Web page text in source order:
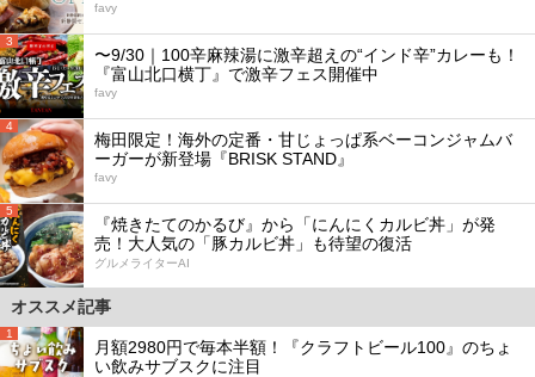
favy
3
〜9/30｜100辛麻辣湯に激辛超えの“インド辛”カレーも！
『富山北口横丁』で激辛フェス開催中
favy
4
梅田限定！海外の定番・甘じょっぱ系ベーコンジャムバ
ーガーが新登場『BRISK STAND』
favy
5
『焼きたてのかるび』から「にんにくカルビ丼」が発
売！大人気の「豚カルビ丼」も待望の復活
グルメライターAI
オススメ記事
1
月額2980円で毎本半額！『クラフトビール100』のちょ
い飲みサブスクに注目